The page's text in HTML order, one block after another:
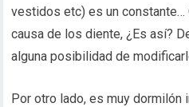
vestidos etc) es un constante…
causa de los diente, ¿Es así?
alguna posibilidad de
Por otro lado, es muy dormilón